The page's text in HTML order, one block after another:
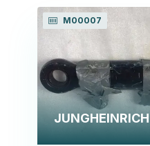
M00007
JUNGHEINRICH